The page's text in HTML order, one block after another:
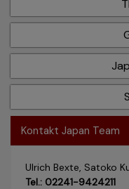
Kontakt Japan Team
Ulrich Bexte, Satoko
Tel.: 02241-9424211